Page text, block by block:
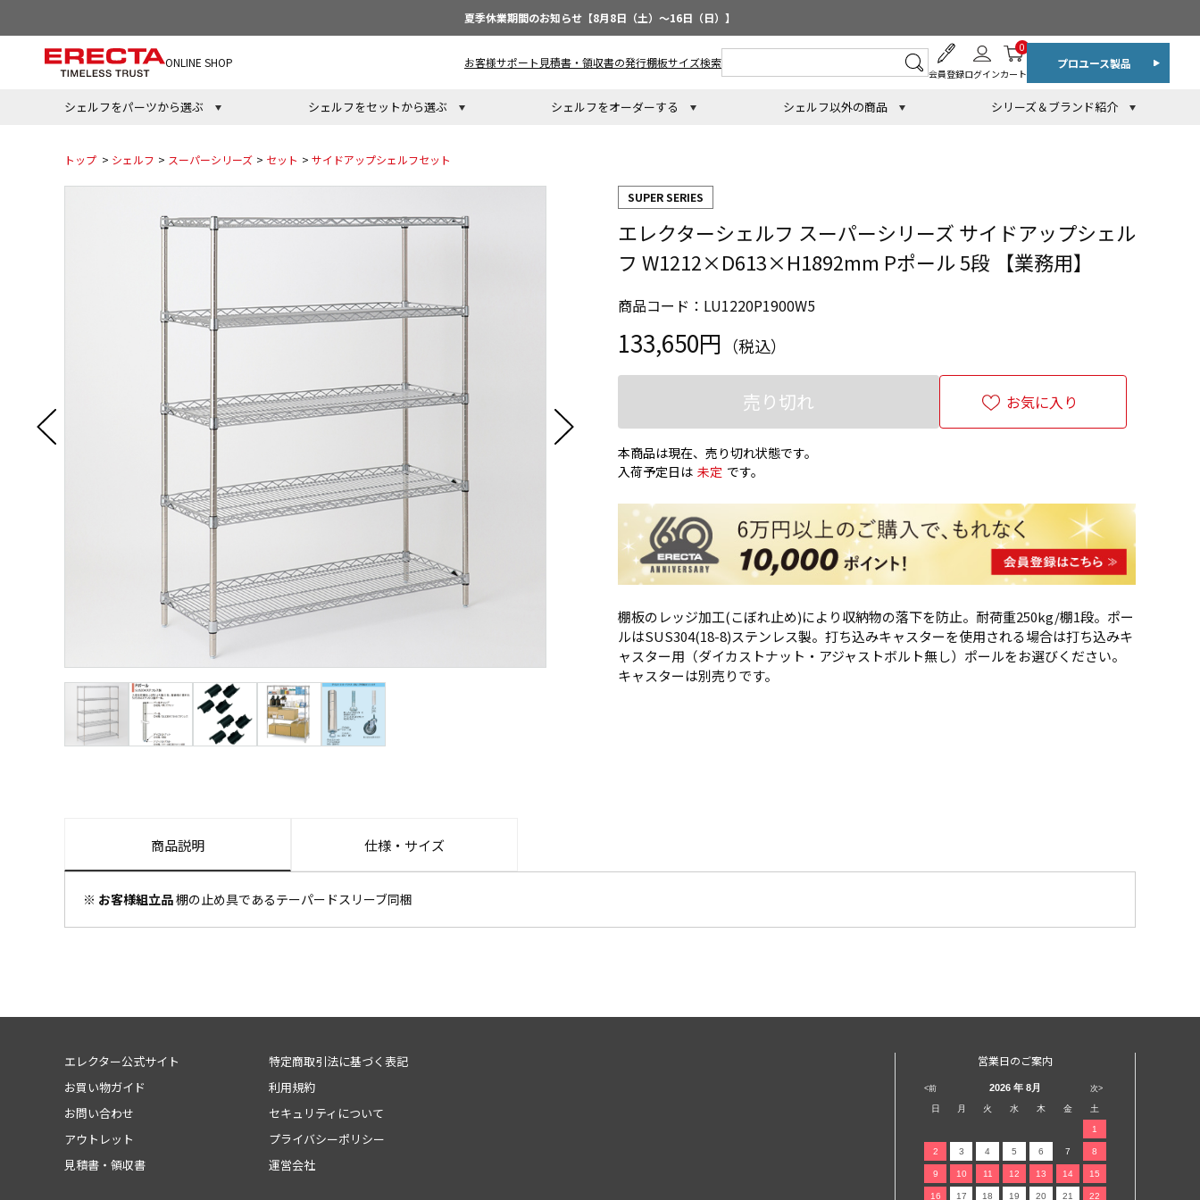
夏季休業期間のお知らせ【8月8日（土）～16日（日）】
ONLINE SHOP お客様サポート 見積書・領収書の発行棚板サイズ検索
会員登録ログインカート
0
プロユース製品
シェルフをパーツから選ぶ シェルフをセットから選ぶ シェルフをオーダーする シェルフ以外の商品 シリーズ＆ブランド紹介
トップ > シェルフ > スーパーシリーズ > セット > サイドアップシェルフセット
SUPER SERIES
エレクターシェルフ スーパーシリーズ サイドアップシェル
フ W1212×D613×H1892mm Pポール 5段 【業務用】
商品コード：LU1220P1900W5
133,650円 （税込）
売り切れ お気に入り
本商品は現在、売り切れ状態です。
入荷予定日は 未定 です。
棚板のレッジ加工(こぼれ止め)により収納物の落下を防止。耐荷重250kg/棚1段。ポー
ルはSUS304(18-8)ステンレス製。打ち込みキャスターを使用される場合は打ち込みキ
ャスター用（ダイカストナット・アジャストボルト無し）ポールをお選びください。
キャスターは別売りです。
商品説明 仕様・サイズ
※ お客様組立品棚の止め具であるテーパードスリーブ同梱
エレクター公式サイト
お買い物ガイド
お問い合わせ
アウトレット
見積書・領収書
特定商取引法に基づく表記
利用規約
セキュリティについて
プライバシーポリシー
運営会社
営業日のご案内
<前 次>
2026 年 8月
日 月 火 水 木 金 土
1
2 3 4 5 6 7 8
9 10 11 12 13 14 15
16 17 18 19 20 21 22